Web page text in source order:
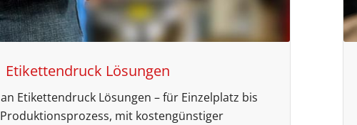
Etikettendruck Lösungen
Etikettendruck Lösungen – für Einzelplatz bis
mit kostengünstiger